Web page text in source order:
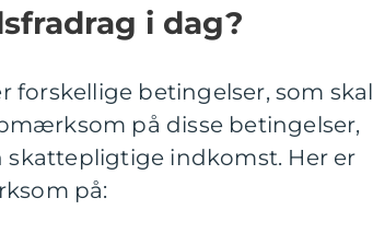
i dag?
forskellige betingelser, som skal
på disse betingelser,
skattepligtige indkomst. Her er
på: